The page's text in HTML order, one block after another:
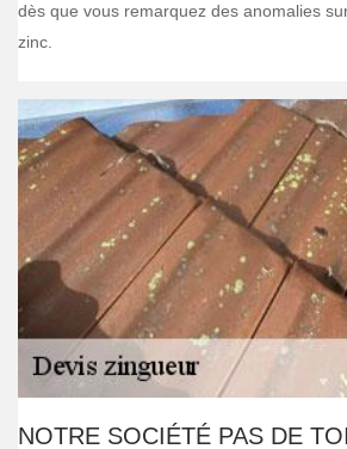
dès que vous remarquez des anomalies
zinc.
NOTRE SOCIÉTÉ PAS DE